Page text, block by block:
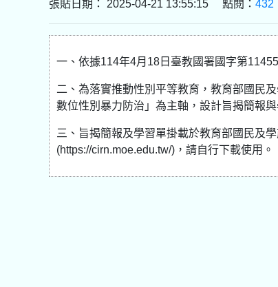
張貼日期： 2025-04-21 13:55:15 點閱： 432
一、依據114年4月18日臺教國署國字第
二、為落實推動性別平等教育，教育部國民
數位性別暴力防治」為主軸，設計旨揭簡報
三、旨揭簡報及學習單掛載於教育部國民及
(https://cirn.moe.edu.tw/)，請自行下載使用。